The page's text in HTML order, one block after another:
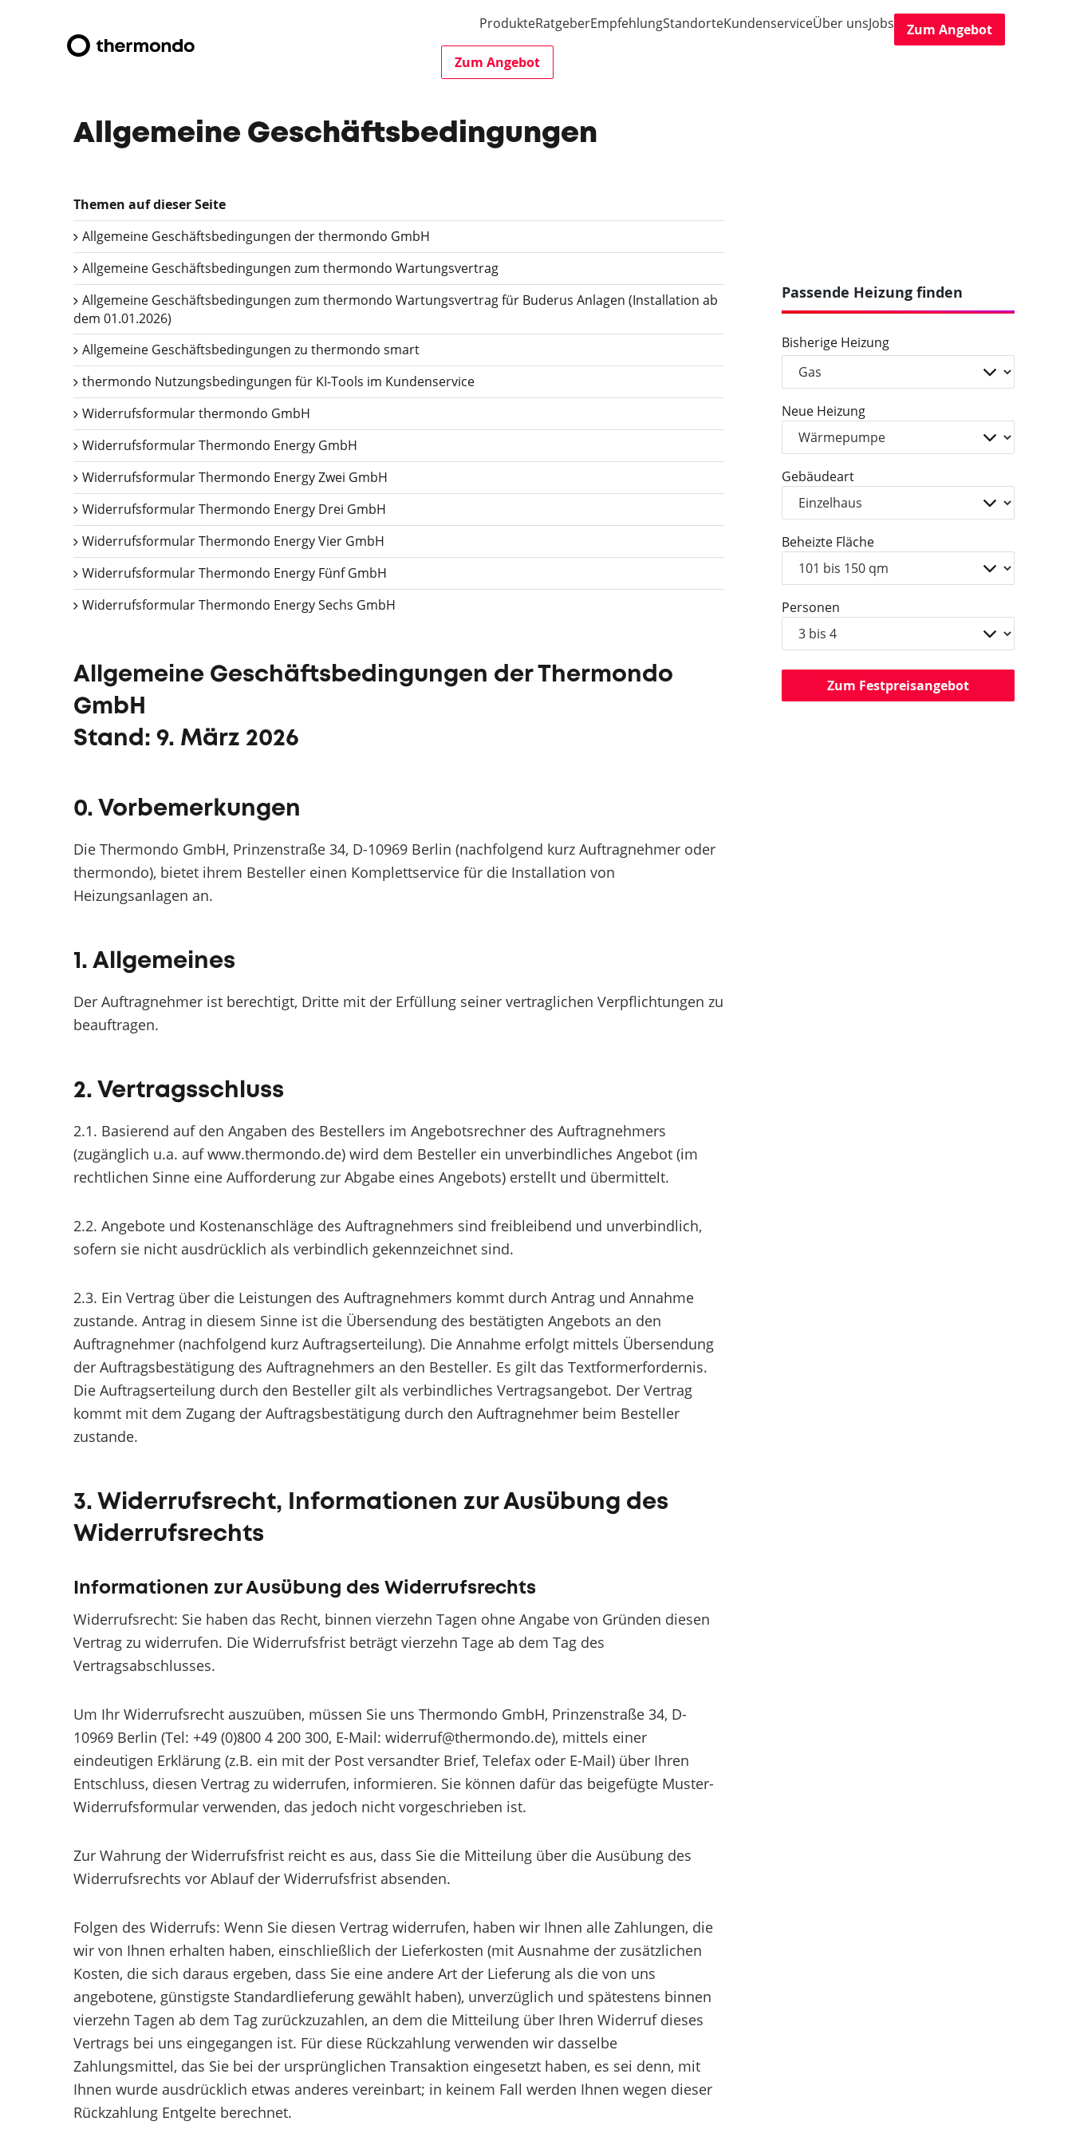
ProdukteRatgeberEmpfehlungStandorteKundenserviceÜber unsJobs
Zum Angebot
Zum Angebot
Allgemeine Geschäftsbedingungen
Themen auf dieser Seite
Allgemeine Geschäftsbedingungen der thermondo GmbH
Allgemeine Geschäftsbedingungen zum thermondo Wartungsvertrag
Allgemeine Geschäftsbedingungen zum thermondo Wartungsvertrag für Buderus Anlagen (Installation ab
dem 01.01.2026)
Allgemeine Geschäftsbedingungen zu thermondo smart
thermondo Nutzungsbedingungen für KI-Tools im Kundenservice
Widerrufsformular thermondo GmbH
Widerrufsformular Thermondo Energy GmbH
Widerrufsformular Thermondo Energy Zwei GmbH
Widerrufsformular Thermondo Energy Drei GmbH
Widerrufsformular Thermondo Energy Vier GmbH
Widerrufsformular Thermondo Energy Fünf GmbH
Widerrufsformular Thermondo Energy Sechs GmbH
Allgemeine Geschäftsbedingungen der Thermondo
GmbH
Stand: 9. März 2026
0. Vorbemerkungen
Die Thermondo GmbH, Prinzenstraße 34, D-10969 Berlin (nachfolgend kurz Auftragnehmer oder
thermondo), bietet ihrem Besteller einen Komplettservice für die Installation von
Heizungsanlagen an.
1. Allgemeines
Der Auftragnehmer ist berechtigt, Dritte mit der Erfüllung seiner vertraglichen Verpflichtungen zu
beauftragen.
2. Vertragsschluss
2.1. Basierend auf den Angaben des Bestellers im Angebotsrechner des Auftragnehmers
(zugänglich u.a. auf www.thermondo.de) wird dem Besteller ein unverbindliches Angebot (im
rechtlichen Sinne eine Aufforderung zur Abgabe eines Angebots) erstellt und übermittelt.
2.2. Angebote und Kostenanschläge des Auftragnehmers sind freibleibend und unverbindlich,
sofern sie nicht ausdrücklich als verbindlich gekennzeichnet sind.
2.3. Ein Vertrag über die Leistungen des Auftragnehmers kommt durch Antrag und Annahme
zustande. Antrag in diesem Sinne ist die Übersendung des bestätigten Angebots an den
Auftragnehmer (nachfolgend kurz Auftragserteilung). Die Annahme erfolgt mittels Übersendung
der Auftragsbestätigung des Auftragnehmers an den Besteller. Es gilt das Textformerfordernis.
Die Auftragserteilung durch den Besteller gilt als verbindliches Vertragsangebot. Der Vertrag
kommt mit dem Zugang der Auftragsbestätigung durch den Auftragnehmer beim Besteller
zustande.
3. Widerrufsrecht, Informationen zur Ausübung des
Widerrufsrechts
Informationen zur Ausübung des Widerrufsrechts
Widerrufsrecht: Sie haben das Recht, binnen vierzehn Tagen ohne Angabe von Gründen diesen
Vertrag zu widerrufen. Die Widerrufsfrist beträgt vierzehn Tage ab dem Tag des
Vertragsabschlusses.
Um Ihr Widerrufsrecht auszuüben, müssen Sie uns Thermondo GmbH, Prinzenstraße 34, D-
10969 Berlin (Tel: +49 (0)800 4 200 300, E-Mail: widerruf@thermondo.de), mittels einer
eindeutigen Erklärung (z.B. ein mit der Post versandter Brief, Telefax oder E-Mail) über Ihren
Entschluss, diesen Vertrag zu widerrufen, informieren. Sie können dafür das beigefügte Muster-
Widerrufsformular verwenden, das jedoch nicht vorgeschrieben ist.
Zur Wahrung der Widerrufsfrist reicht es aus, dass Sie die Mitteilung über die Ausübung des
Widerrufsrechts vor Ablauf der Widerrufsfrist absenden.
Folgen des Widerrufs: Wenn Sie diesen Vertrag widerrufen, haben wir Ihnen alle Zahlungen, die
wir von Ihnen erhalten haben, einschließlich der Lieferkosten (mit Ausnahme der zusätzlichen
Kosten, die sich daraus ergeben, dass Sie eine andere Art der Lieferung als die von uns
angebotene, günstigste Standardlieferung gewählt haben), unverzüglich und spätestens binnen
vierzehn Tagen ab dem Tag zurückzuzahlen, an dem die Mitteilung über Ihren Widerruf dieses
Vertrags bei uns eingegangen ist. Für diese Rückzahlung verwenden wir dasselbe
Zahlungsmittel, das Sie bei der ursprünglichen Transaktion eingesetzt haben, es sei denn, mit
Ihnen wurde ausdrücklich etwas anderes vereinbart; in keinem Fall werden Ihnen wegen dieser
Rückzahlung Entgelte berechnet.
Passende Heizung finden
Bisherige Heizung
Neue Heizung
Gebäudeart
Beheizte Fläche
Personen
Zum Festpreisangebot